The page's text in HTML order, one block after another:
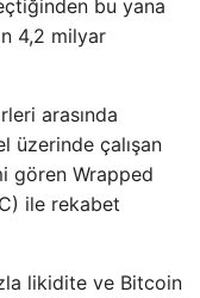
bu yana
4,2 milyar
arasında
üzerinde çalışan
gören Wrapped
ile rekabet
likidite ve Bitcoin